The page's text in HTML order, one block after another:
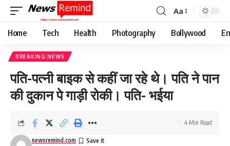
Font
Resizer
Aa
Home Tech Health Photography Bollywood
BREAKING NEWS
पति-पत्नी बाइक से कहीं जा रहे थे। पति ने पान
की दुकान पे गाड़ी रोकी। पति- भईया
newsremind.com
4 Min Read